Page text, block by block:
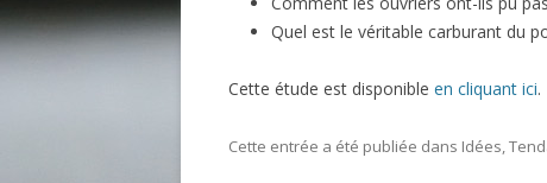
Quel est le véritable carburant du
Cette étude est disponible en cliquant ici.
Cette entrée a été publiée dans Idées,